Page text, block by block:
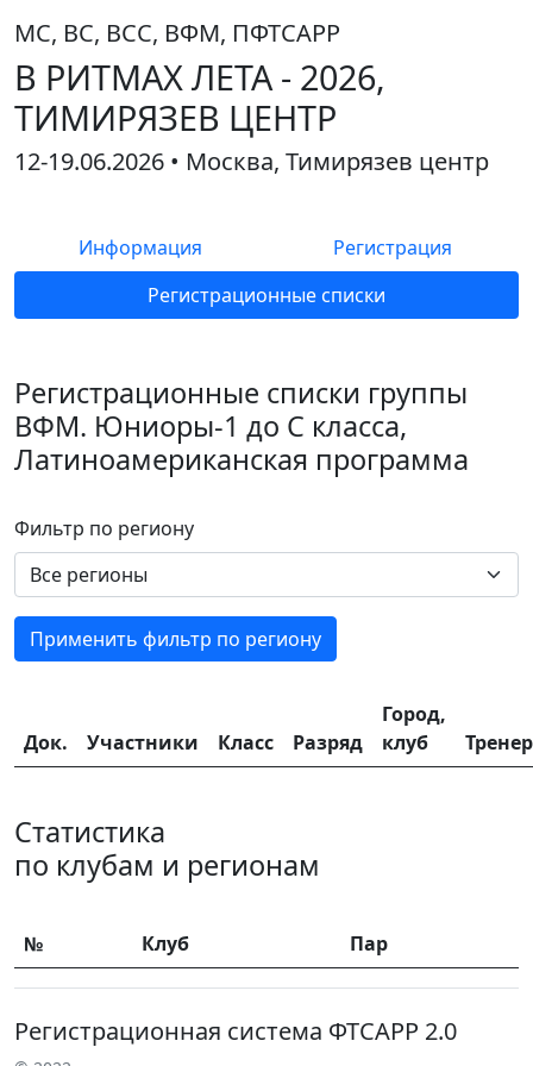
МС, ВС, ВСС, ВФМ, ПФТСАРР
В РИТМАХ ЛЕТА - 2026,
ТИМИРЯЗЕВ ЦЕНТР
12-19.06.2026 • Москва, Тимирязев центр
Информация
Регистрация
Регистрационные списки
Регистрационные списки группы
ВФМ. Юниоры-1 до C класса,
Латиноамериканская программа
Фильтр по региону
Применить фильтр по региону
Док. Участники Класс Разряд
Город,
клуб
Статистика
по клубам и регионам
№ Клуб Пар
Регистрационная система ФТСАРР 2.0